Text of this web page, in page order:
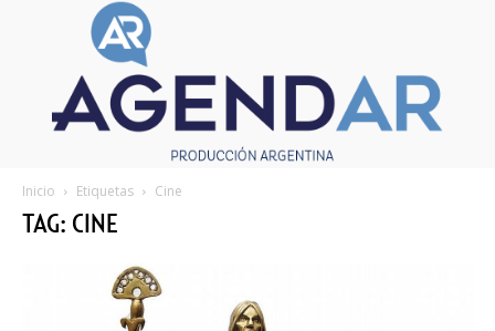
Inicio Etiquetas Cine
TAG: CINE